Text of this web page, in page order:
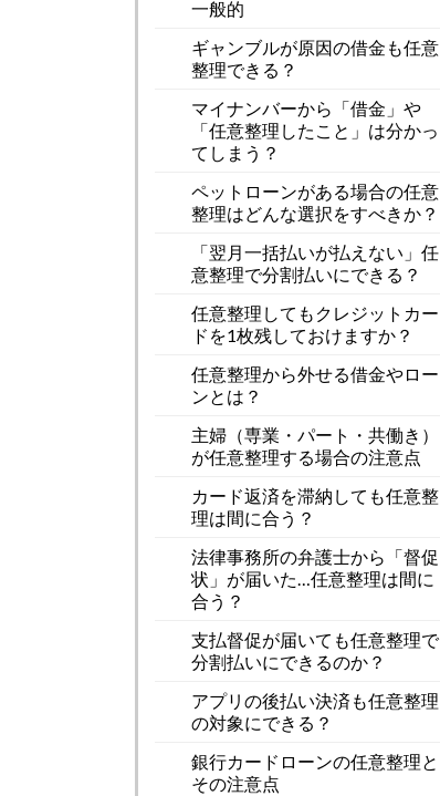
一般的
ギャンブルが原因の借金も任意
整理できる？
マイナンバーから「借金」や
「任意整理したこと」は分かっ
てしまう？
ペットローンがある場合の任意
整理はどんな選択をすべきか？
「翌月一括払いが払えない」任
意整理で分割払いにできる？
任意整理してもクレジットカー
ドを1枚残しておけますか？
任意整理から外せる借金やロー
ンとは？
主婦（専業・パート・共働き）
が任意整理する場合の注意点
カード返済を滞納しても任意整
理は間に合う？
法律事務所の弁護士から「督促
状」が届いた…任意整理は間に
合う？
支払督促が届いても任意整理で
分割払いにできるのか？
アプリの後払い決済も任意整理
の対象にできる？
銀行カードローンの任意整理と
その注意点